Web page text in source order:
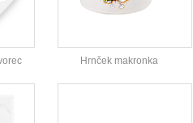
Hrnček makronka